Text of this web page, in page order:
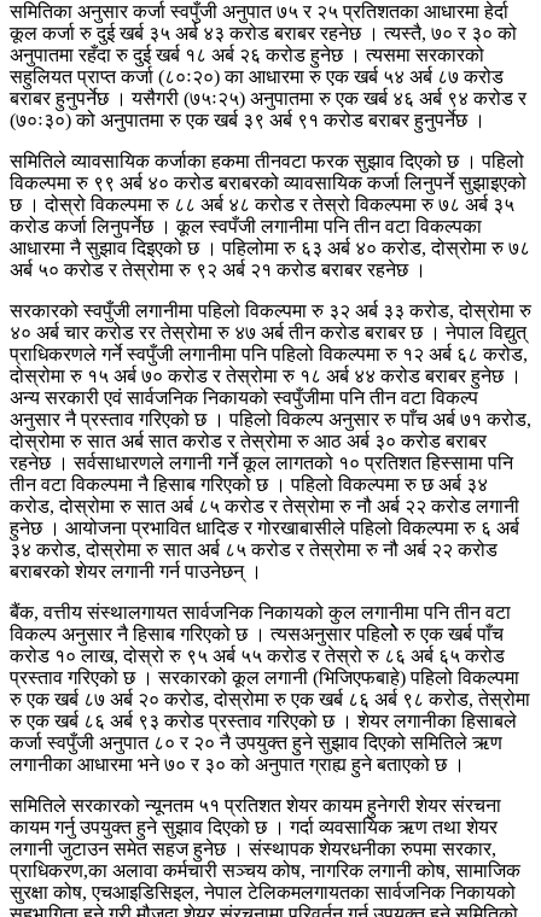
समितिका अनुसार कर्जा स्वपुँजी अनुपात ७५ र २५ प्रतिशतका आधारमा हेर्दा
कूल कर्जा रु दुई खर्ब ३५ अर्ब ४३ करोड बराबर रहनेछ । त्यस्तै, ७० र ३० को
अनुपातमा रहँदा रु दुई खर्ब १८ अर्ब २६ करोड हुनेछ । त्यसमा सरकारको
सहुलियत प्राप्त कर्जा (८०ः२०) का आधारमा रु एक खर्ब ५४ अर्ब ८७ करोड
बराबर हुनुपर्नेछ । यसैगरी (७५ः२५) अनुपातमा रु एक खर्ब ४६ अर्ब ९४ करोड र
(७०ः३०) को अनुपातमा रु एक खर्ब ३९ अर्ब ९१ करोड बराबर हुनुपर्नेछ ।
समितिले व्यावसायिक कर्जाका हकमा तीनवटा फरक सुझाव दिएको छ । पहिलो
विकल्पमा रु ९९ अर्ब ४० करोड बराबरको व्यावसायिक कर्जा लिनुपर्ने सुझाइएको
छ । दोस्रो विकल्पमा रु ८८ अर्ब ४८ करोड र तेस्रो विकल्पमा रु ७८ अर्ब ३५
करोड कर्जा लिनुपर्नेछ । कूल स्वपँजी लगानीमा पनि तीन वटा विकल्पका
आधारमा नै सुझाव दिइएको छ । पहिलोमा रु ६३ अर्ब ४० करोड, दोस्रोमा रु ७८
अर्ब ५० करोड र तेस्रोमा रु ९२ अर्ब २१ करोड बराबर रहनेछ ।
सरकारको स्वपुँजी लगानीमा पहिलो विकल्पमा रु ३२ अर्ब ३३ करोड, दोस्रोमा रु
४० अर्ब चार करोड रर तेस्रोमा रु ४७ अर्ब तीन करोड बराबर छ । नेपाल विद्युत्
प्राधिकरणले गर्ने स्वपुँजी लगानीमा पनि पहिलो विकल्पमा रु १२ अर्ब ६८ करोड,
दोस्रोमा रु १५ अर्ब ७० करोड र तेस्रोमा रु १८ अर्ब ४४ करोड बराबर हुनेछ ।
अन्य सरकारी एवं सार्वजनिक निकायको स्वपुँजीमा पनि तीन वटा विकल्प
अनुसार नै प्रस्ताव गरिएको छ । पहिलो विकल्प अनुसार रु पाँच अर्ब ७१ करोड,
दोस्रोमा रु सात अर्ब सात करोड र तेस्रोमा रु आठ अर्ब ३० करोड बराबर
रहनेछ । सर्वसाधारणले लगानी गर्ने कूल लागतको १० प्रतिशत हिस्सामा पनि
तीन वटा विकल्पमा नै हिसाब गरिएको छ । पहिलो विकल्पमा रु छ अर्ब ३४
करोड, दोस्रोमा रु सात अर्ब ८५ करोड र तेस्रोमा रु नौ अर्ब २२ करोड लगानी
हुनेछ । आयोजना प्रभावित धादिङ र गोरखाबासीले पहिलो विकल्पमा रु ६ अर्ब
३४ करोड, दोस्रोमा रु सात अर्ब ८५ करोड र तेस्रोमा रु नौ अर्ब २२ करोड
बराबरको शेयर लगानी गर्न पाउनेछन् ।
बैंक, वत्तीय संस्थालगायत सार्वजनिक निकायको कुल लगानीमा पनि तीन वटा
विकल्प अनुसार नै हिसाब गरिएको छ । त्यसअनुसार पहिलोे रु एक खर्ब पाँच
करोड १० लाख, दोस्रो रु ९५ अर्ब ५५ करोड र तेस्रो रु ८६ अर्ब ६५ करोड
प्रस्ताव गरिएको छ । सरकारको कूल लगानी (भिजिएफबाहे) पहिलो विकल्पमा
रु एक खर्ब ८७ अर्ब २० करोड, दोस्रोमा रु एक खर्ब ८६ अर्ब ९८ करोड, तेस्रोमा
रु एक खर्ब ८६ अर्ब ९३ करोड प्रस्ताव गरिएको छ । शेयर लगानीका हिसाबले
कर्जा स्वपुँजी अनुपात ८० र २० नै उपयुक्त हुने सुझाव दिएको समितिले ऋण
लगानीका आधारमा भने ७० र ३० को अनुपात ग्राह्य हुने बताएको छ ।
समितिले सरकारको न्यूनतम ५१ प्रतिशत शेयर कायम हुनेगरी शेयर संरचना
कायम गर्नु उपयुक्त हुने सुझाव दिएको छ । गर्दा व्यवसायिक ऋण तथा शेयर
लगानी जुटाउन समेत सहज हुनेछ । संस्थापक शेयरधनीका रुपमा सरकार,
प्राधिकरण,का अलावा कर्मचारी सञ्चय कोष, नागरिक लगानी कोष, सामाजिक
सुरक्षा कोष, एचआइडिसिइल, नेपाल टेलिकमलगायतका सार्वजनिक निकायको